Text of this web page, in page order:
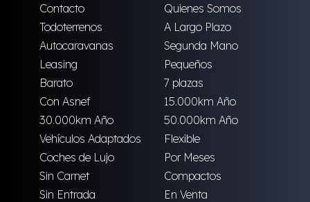
Contacto
Quienes Somos
Todoterrenos
A Largo Plazo
Autocaravanas
Segunda Mano
Leasing
Pequeños
Barato
7 plazas
Con Asnef
15.000km Año
30.000km Año
50.000km Año
Vehículos Adaptados
Flexible
Coches de Lujo
Por Meses
Sin Carnet
Compactos
Sin Entrada
En Venta